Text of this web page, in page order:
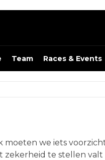
Team Races & Events
moeten we iets
zekerheid te stellen valt